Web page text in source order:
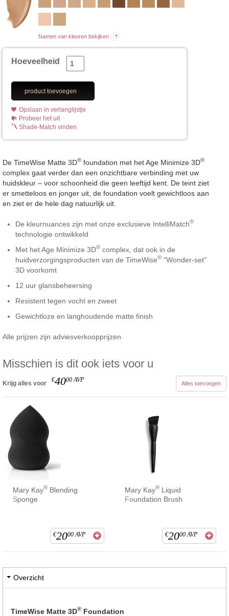
Namen van kleuren bekijken
Hoeveelheid
product toevoegen
Opslaan in verlanglijstje
Probeer het uit
Shade-Match vinden
De TimeWise Matte 3D® foundation met het Age Minimize 3D®
complex gaat verder dan een onzichtbare verbinding met uw
huidskleur – voor schoonheid die geen leeftijd kent. De teint ziet
er smetteloos en jonger uit, de foundation voelt gewichtloos aan
en ziet er de hele dag natuurlijk uit.
De kleurnuances zijn met onze exclusieve IntelliMatch®
technologie ontwikkeld
Met het Age Minimize 3D® complex, dat ook in de
huidverzorgingsproducten van de TimeWise® "Wonder-set"
3D voorkomt
12 uur glansbeheersing
Resistent tegen vocht en zweet
Gewichtloze en langhoudende matte finish
Alle prijzen zijn adviesverkoopprijzen
Misschien is dit ook iets voor u
Krijg alles voor €4000 AVP Alles toevoegen
Mary Kay® Blending
Sponge
€2000 AVP
Mary Kay® Liquid
Foundation Brush
€2000 AVP
Overzicht
TimeWise Matte 3D® Foundation